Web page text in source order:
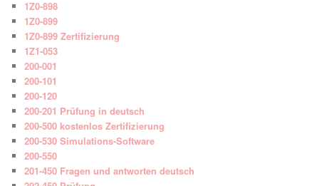
1Z0-898
1Z0-899
1Z0-899 Zertifizierung
1Z1-053
200-001
200-101
200-120
200-201 Prüfung in deutsch
200-500 kostenlos Zertifizierung
200-530 Simulations-Software
200-550
201-450 Fragen und antworten deutsch